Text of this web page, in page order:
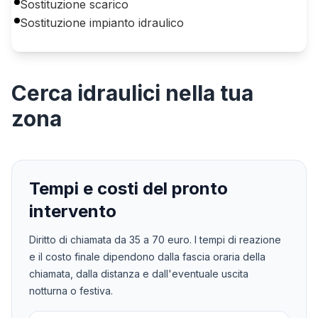
Sostituzione scarico
Sostituzione impianto idraulico
Cerca idraulici nella tua
zona
Tempi e costi del pronto
intervento
Diritto di chiamata da 35 a 70 euro. I tempi di reazione
e il costo finale dipendono dalla fascia oraria della
chiamata, dalla distanza e dall'eventuale uscita
notturna o festiva.